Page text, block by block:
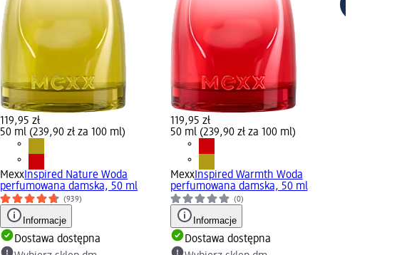
119,95 zł
50 ml (239,90 zł za 100 ml)
Mexx Inspired Nature Woda
perfumowana damska, 50 ml
(939)
Informacje
Dostawa dostępna
119,95 zł
50 ml (239,90 zł za 100 ml)
MexxInspired Warmth Woda
perfumowana damska, 50 ml
(0)
Informacje
Dostawa dostępna